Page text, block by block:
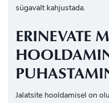
sügavalt kahjustada.
ERINEVATE
Jalatsite hooldamisel on